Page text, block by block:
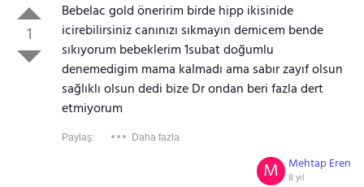
1
Bebelac gold öneririm birde hipp ikisinide
icirebilirsiniz canınızı sıkmayın demicem bende
sıkıyorum bebeklerim 1subat doğumlu
denemedigim mama kalmadı ama sabır zayıf olsun
sağlıklı olsun dedi bize Dr ondan beri fazla dert
etmiyorum
Paylaş: Daha fazla
Mehtap Eren
8 yıl
M